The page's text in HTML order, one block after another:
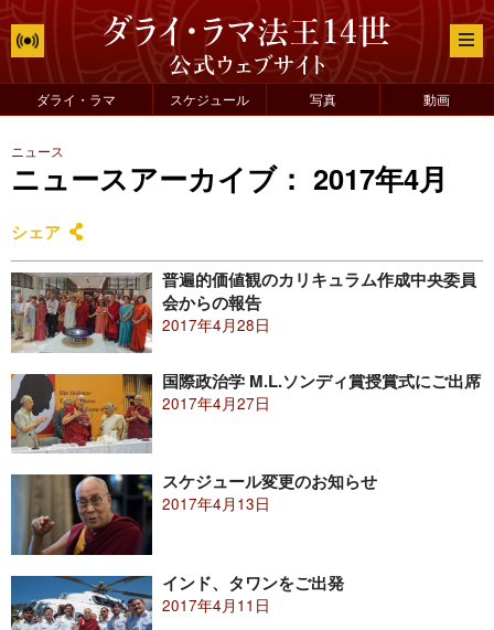
ダライ・ラマ スケジュール 写真 動画
ニュース
ニュースアーカイブ： 2017年4月
シェア
普遍的価値観のカリキュラム作成中央委員
会からの報告
2017年4月28日
国際政治学 M.L.ソンディ賞授賞式にご出席
2017年4月27日
スケジュール変更のお知らせ
2017年4月13日
インド、タワンをご出発
2017年4月11日